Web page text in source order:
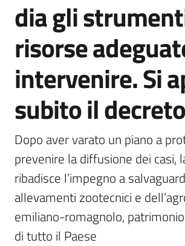
dia gli
risorse
intervenire. Si
subito il
Dopo aver varato un piano a
prevenire la diffusione dei casi,
ribadisce l’impegno a
allevamenti zootecnici e
emiliano-romagnolo,
di tutto il Paese